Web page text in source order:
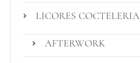
LICORES COCTELERIA
AFTERWORK